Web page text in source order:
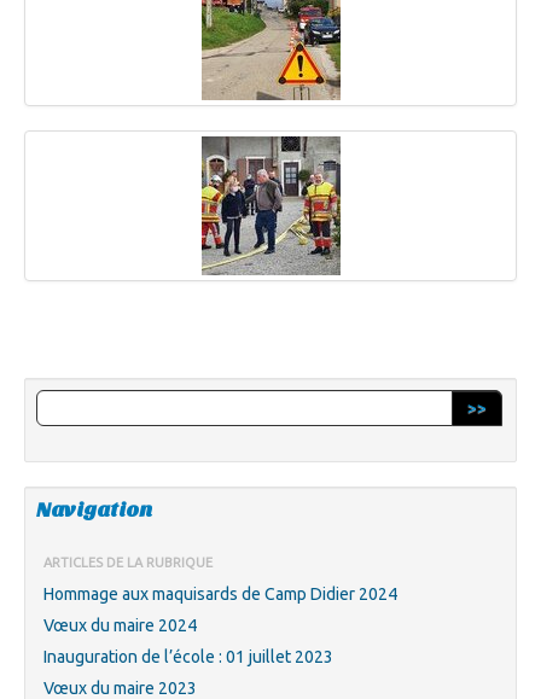
>>
Navigation
ARTICLES DE LA RUBRIQUE
Hommage aux maquisards de Camp Didier 2024
Vœux du maire 2024
Inauguration de l’école : 01 juillet 2023
Vœux du maire 2023